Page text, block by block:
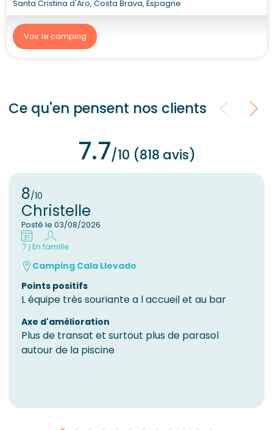
Santa Cristina d'Aro, Costa Brava, Espagne
Voir le camping
Ce qu'en pensent nos clients
7.7/10 (818 avis)
8/10
Christelle
Posté le 03/08/2026
7 j En famille
Camping Cala Llevado
Points positifs
L équipe très souriante a l accueil et au bar
Axe d'amélioration
Plus de transat et surtout plus de parasol
autour de la piscine